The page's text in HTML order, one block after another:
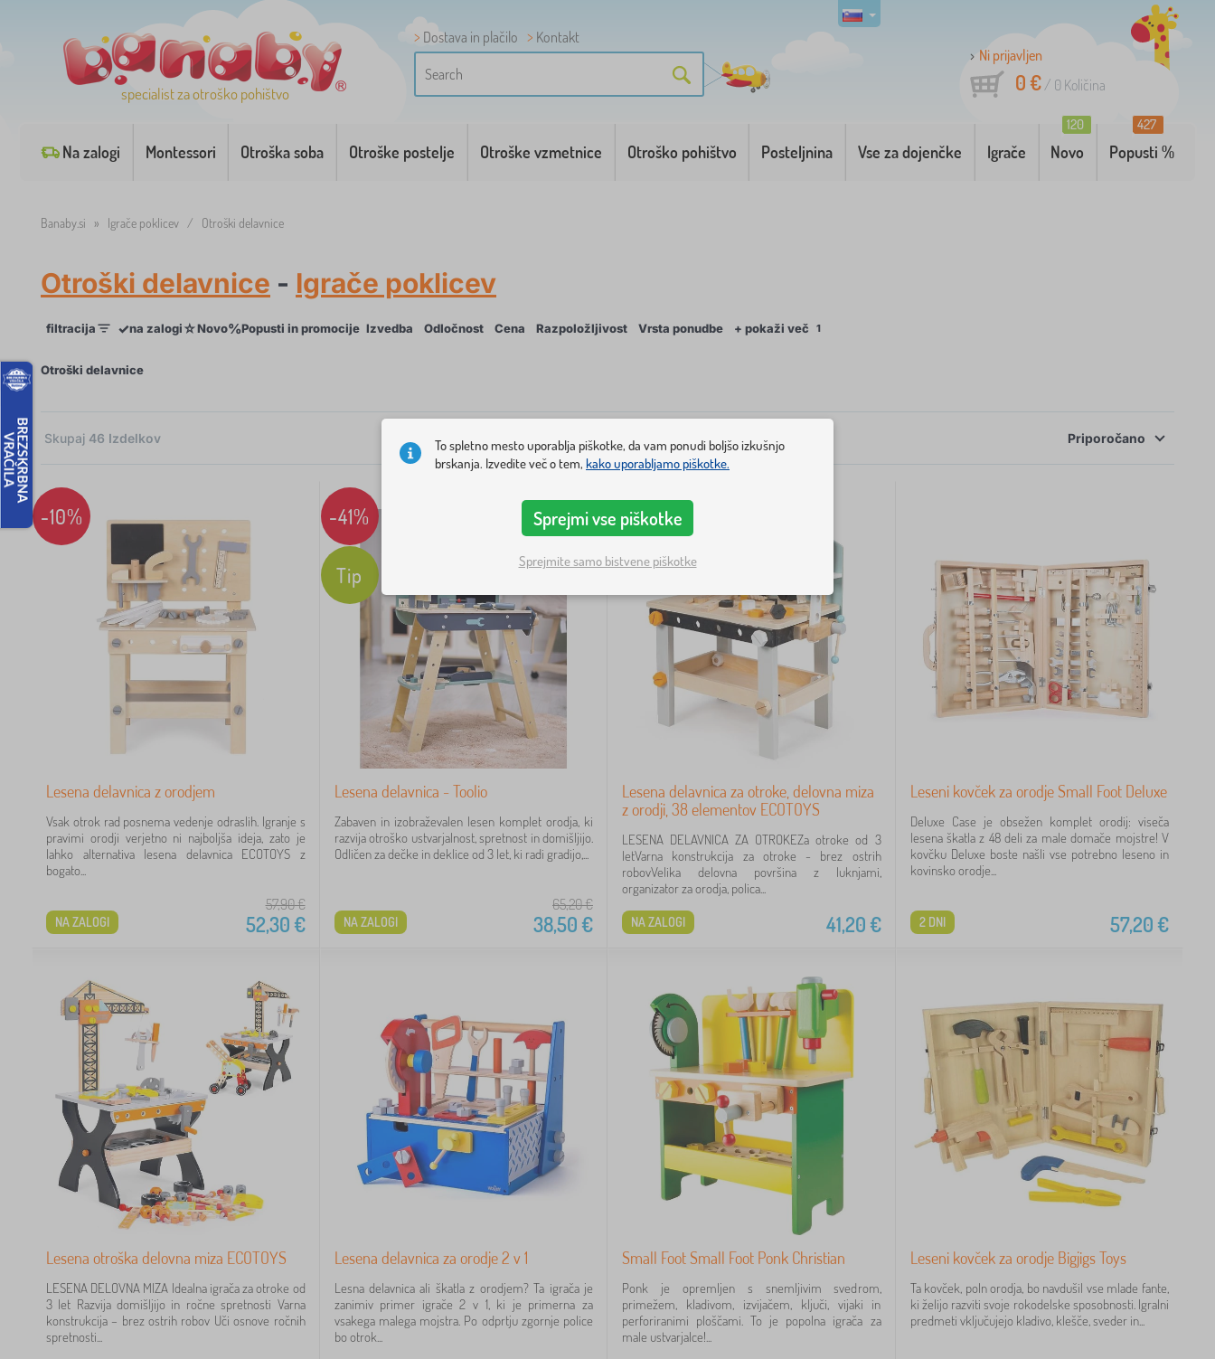
specialist za otroško pohištvo
Dostava in plačilo
Kontakt
Ni prijavljen
0 €/ 0 Količina
Na zalogi Montessori Otroška soba Otroške postelje Otroške vzmetnice Otroško pohištvo Posteljnina Vse za dojenčke Igrače Novo
120
Popusti %
427
Banaby.si » Igrače poklicev / Otroški delavnice
Otroški delavnice - Igrače poklicev
filtracija ✓na zalogi☆Novo%Popusti in promocije Izvedba Odločnost Cena Razpoložljivost Vrsta ponudbe + pokaži več 1
2
Otroški delavnice
Skupaj 46 Izdelkov
Priporočano
-10%
Lesena delavnica z orodjem
Vsak otrok rad posnema vedenje odraslih. Igranje s
pravimi orodji verjetno ni najboljša ideja, zato je
lahko alternativa lesena delavnica ECOTOYS z
bogato...
57,90€
52,30€
NA ZALOGI
-41%
Tip
Lesena delavnica - Toolio
Zabaven in izobraževalen lesen komplet orodja, ki
razvija otroško ustvarjalnost, spretnost in domišljijo.
Odličen za dečke in deklice od 3 let, ki radi gradijo,...
65,20€
38,50€
NA ZALOGI
Lesena delavnica za otroke, delovna miza
z orodji, 38 elementov ECOTOYS
LESENA DELAVNICA ZA OTROKEZa otroke od 3
letVarna konstrukcija za otroke - brez ostrih
robovVelika delovna površina z luknjami,
organizator za orodja, polica...
41,20€
NA ZALOGI
Leseni kovček za orodje Small Foot Deluxe
Deluxe Case je obsežen komplet orodij: viseča
lesena škatla z 48 deli za male domače mojstre! V
kovčku Deluxe boste našli vse potrebno leseno in
kovinsko orodje...
57,20€
2 DNI
Lesena otroška delovna miza ECOTOYS
LESENA DELOVNA MIZA Idealna igrača za otroke od
3 let Razvija domišljijo in ročne spretnosti Varna
konstrukcija – brez ostrih robov Uči osnove ročnih
spretnosti...
Lesena delavnica za orodje 2 v 1
Lesna delavnica ali škatla z orodjem? Ta igrača je
zanimiv primer igrače 2 v 1, ki je primerna za
vsakega malega mojstra. Po odprtju zgornje police
bo otrok...
Small Foot Small Foot Ponk Christian
Ponk je opremljen s snemljivim svedrom,
primežem, kladivom, izvijačem, ključi, vijaki in
perforiranimi ploščami. To je popolna igrača za
male ustvarjalce!...
Leseni kovček za orodje Bigjigs Toys
Ta kovček, poln orodja, bo navdušil vse mlade fante,
ki želijo razviti svoje rokodelske sposobnosti. Igralni
predmeti vključujejo kladivo, klešče, sveder in...
To spletno mesto uporablja piškotke, da vam ponudi boljšo izkušnjo
brskanja. Izvedite več o tem, kako uporabljamo piškotke.
Sprejmi vse piškotke
Sprejmite samo bistvene piškotke